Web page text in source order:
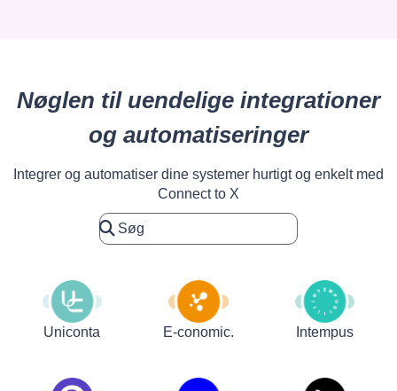
Nøglen til uendelige integrationer
og automatiseringer
Integrer og automatiser dine systemer hurtigt og enkelt med
Connect to X
Uniconta E-conomic. Intempus